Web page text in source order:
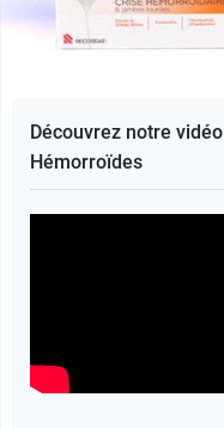
Découvrez notre vidéo
Hémorroïdes